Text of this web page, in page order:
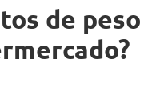
de peso